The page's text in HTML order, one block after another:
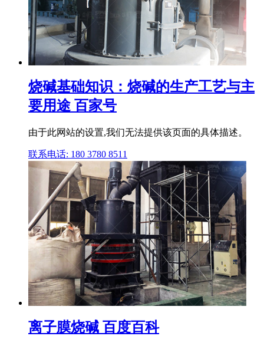
烧碱基础知识：烧碱的生产工艺与主
要用途 百家号
由于此网站的设置,我们无法提供该页面的具体描述。
联系电话: 180 3780 8511
离子膜烧碱 百度百科